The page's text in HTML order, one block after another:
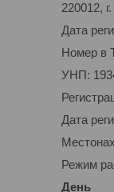
220012,
Дата
Номер в
УНП:
Дата
Режим
День